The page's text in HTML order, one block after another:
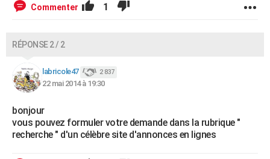
Commenter 1
RÉPONSE 2 / 2
labricole47 2 837
22 mai 2014 à 19:30
bonjour
vous pouvez formuler votre demande dans la rubrique "
recherche " d'un célèbre site d'annonces en lignes